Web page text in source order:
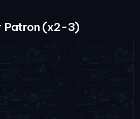
Patron (x2-3)